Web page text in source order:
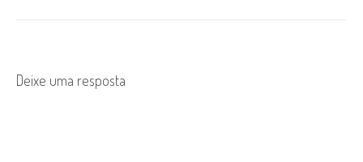
a
Deixe uma resposta